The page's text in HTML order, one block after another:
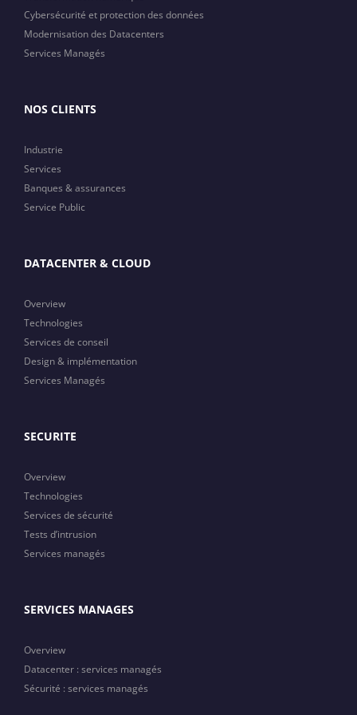
Cybersécurité et protection des données
Modernisation des Datacenters
Services Managés
NOS CLIENTS
Industrie
Services
Banques & assurances
Service Public
DATACENTER & CLOUD
Overview
Technologies
Services de conseil
Design & implémentation
Services Managés
SECURITE
Overview
Technologies
Services de sécurité
Tests d’intrusion
Services managés
SERVICES MANAGES
Overview
Datacenter : services managés
Sécurité : services managés